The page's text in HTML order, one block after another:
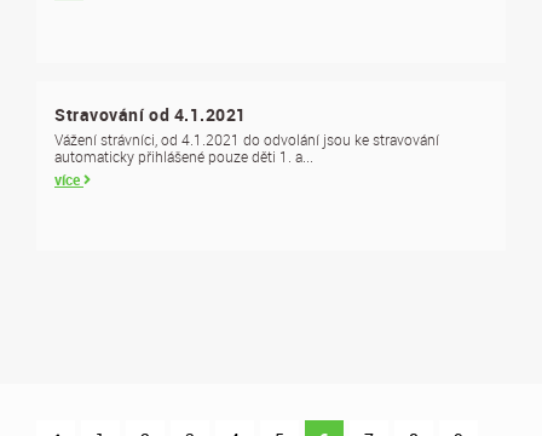
Stravování od 4.1.2021
Vážení strávníci, od 4.1.2021 do odvolání jsou ke stravování
automaticky přihlášené pouze děti 1. a...
více